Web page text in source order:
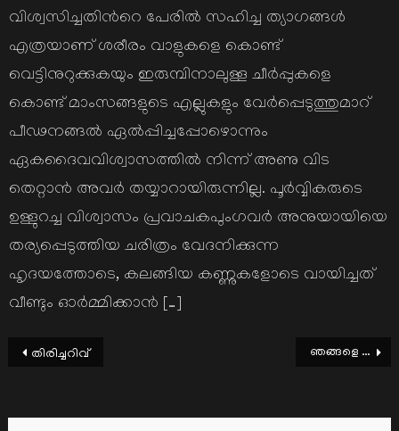
വിശ്വസിച്ചതിന്‍റെ പേരില്‍ സഹിച്ച ത്യാഗങ്ങള്‍
എത്രയാണ് ശരീരം വാളുകളെ കൊണ്ട്
വെട്ടിനുറുക്കുകയും ഇരുമ്പിനാലുള്ള ചീര്‍പ്പുകളെ
കൊണ്ട് മാംസങ്ങളുടെ എല്ലുകളും വേര്‍പ്പെടുത്തുമാറ്
പീഢനങ്ങല്‍ ഏല്‍പ്പിച്ചപ്പോഴൊന്നും
ഏകദൈവവിശ്വാസത്തില്‍ നിന്ന് അണു വിട
തെറ്റാന്‍ അവര്‍ തയ്യാറായിരുന്നില്ല. പൂര്‍വ്വികരുടെ
ഉള്ളുറച്ച വിശ്വാസം പ്രവാചകപുംഗവര്‍ അനുയായിയെ
തര്യപ്പെടുത്തിയ ചരിത്രം വേദനിക്കുന്ന
ഹൃദയത്തോടെ, കലങ്ങിയ കണ്ണുകളോടെ വായിച്ചത്
വീണ്ടും ഓര്‍മ്മിക്കാന്‍ […]
Post
തിരിച്ചറിവ് ഞങ്ങളെ നിശബ്ദരാക്കാനാകില്ല